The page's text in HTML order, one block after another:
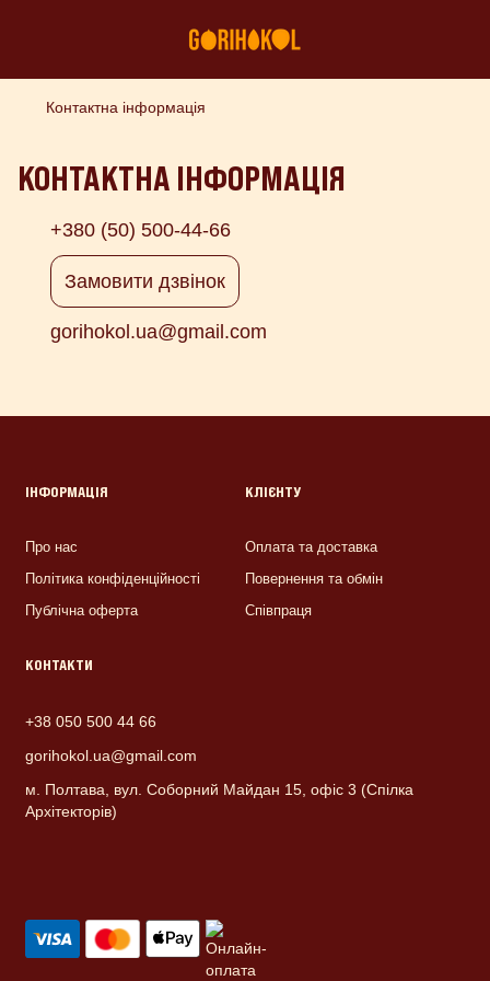
Контактна інформація
КОНТАКТНА ІНФОРМАЦІЯ
+380 (50) 500-44-66
Замовити дзвінок
gorihokol.ua@gmail.com
ІНФОРМАЦІЯ
Про нас
Політика конфіденційності
Публічна оферта
КЛІЄНТУ
Оплата та доставка
Повернення та обмін
Співпраця
КОНТАКТИ
+38 050 500 44 66
gorihokol.ua@gmail.com
м. Полтава, вул. Соборний Майдан 15, офіс 3 (Спілка
Архітекторів)